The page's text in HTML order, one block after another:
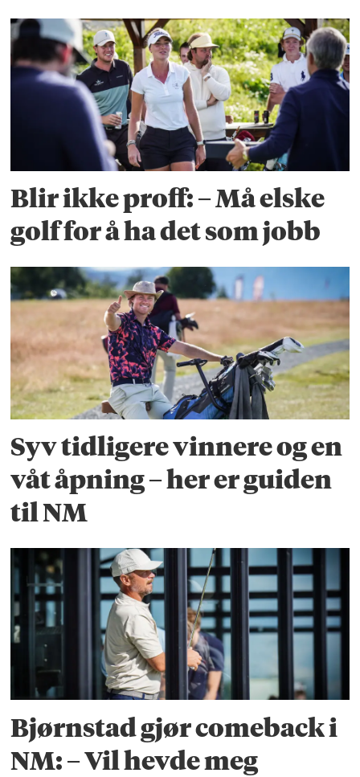
Blir ikke proff: – Må elske
golf for å ha det som jobb
Syv tidligere vinnere og en
våt åpning – her er guiden
til NM
Bjørnstad gjør comeback i
NM: – Vil hevde meg